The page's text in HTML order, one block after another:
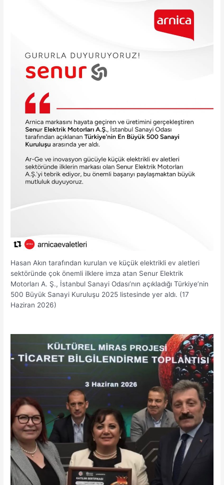
Hasan Akın tarafından kurulan ve küçük elektrikli ev aletleri
sektöründe çok önemli ilklere imza atan Senur Elektrik
Motorları A. Ş., İstanbul Sanayi Odası’nın açıkladığı Türkiye’nin
500 Büyük Sanayi Kuruluşu 2025 listesinde yer aldı. (17
Haziran 2026)